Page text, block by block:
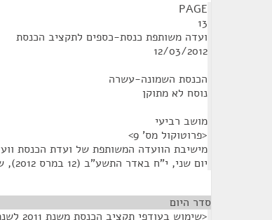
PAGE
13
ועדה משותפת כנסת-כספים לתקציב הכנסת
12/03/2012
הכנסת השמונה-עשרה
נוסח לא מתוקן
מושב רביעי
<פרוטוקול מס' 9>
מישיבת הוועדה המשותפת של ועדת הכנסת
יום שני, י"ח באדר התשע"ב (12 במרס 2012), שעה 09:30
סדר היום